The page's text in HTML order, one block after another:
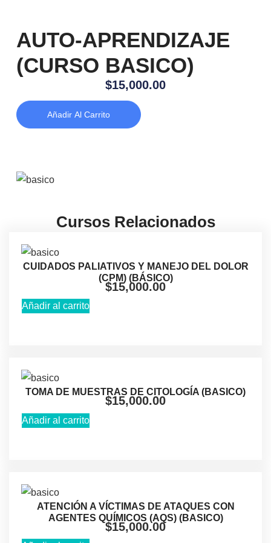
AUTO-APRENDIZAJE
(CURSO BASICO)
$15,000.00
Añadir Al Carrito
Cursos Relacionados
CUIDADOS PALIATIVOS Y MANEJO DEL DOLOR
(CPM) (BÁSICO)
$15,000.00
Añadir al carrito
TOMA DE MUESTRAS DE CITOLOGÍA (BASICO)
$15,000.00
Añadir al carrito
ATENCIÓN A VÍCTIMAS DE ATAQUES CON
AGENTES QUÍMICOS (AQS) (BASICO)
$15,000.00